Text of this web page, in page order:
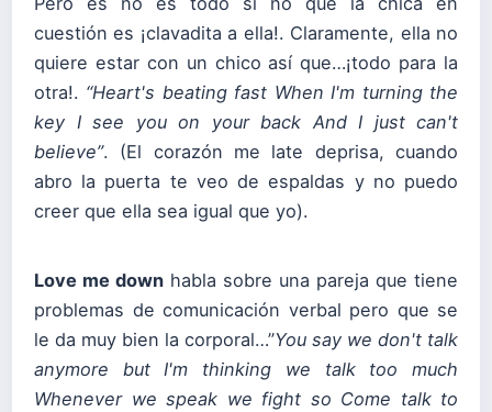
cuestión es ¡clavadita a ella!. Claramente, ella no
quiere estar con un chico así que…¡todo para la
otra!. “Heart's beating fast When I'm turning the
key I see you on your back And I just can't
believe”. (El corazón me late deprisa, cuando
abro la puerta te veo de espaldas y no puedo
creer que ella sea igual que yo).
Love me down habla sobre una pareja que tiene
problemas de comunicación verbal pero que se
le da muy bien la corporal…”You say we don't talk
anymore butI'm thinking we talk too much
Whenever we speak we fight so Come talk to